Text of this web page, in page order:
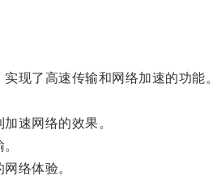
现了高速传输和网络加速的功能。
速网络的效果。
络体验。